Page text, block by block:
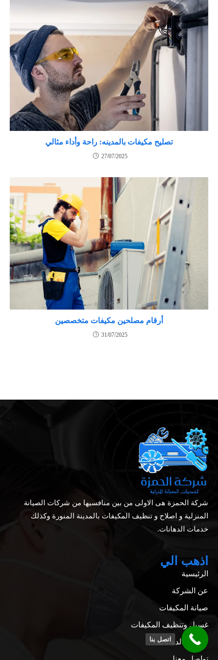
تصليح مكيفات بالمدينه: راحة وأداء مثالي
27/07/2025
أرقام مصلحين مكيفات متخصصين
31/07/2025
شركة الحمزة هى الاولى من بين منافسيها من شركات الصيانة
المنزلية و اصلاح و تنظيف المكيفات بالمدينة المنورة وكذلك
خدمات الدهانات.
اذهب الي
الرئيسية
عن الشركة
صيانة المكيفات
غسيل وتنظيف المكيفات
خدمات الدهانات
اتصل بنا